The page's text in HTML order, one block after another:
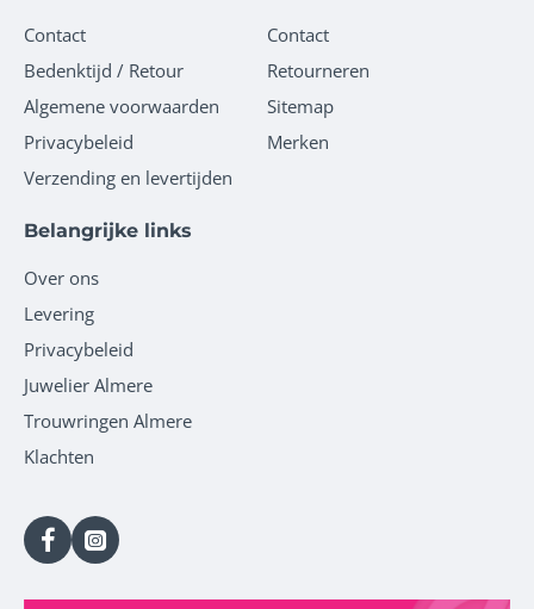
Contact
Bedenktijd / Retour
Algemene voorwaarden
Privacybeleid
Verzending en levertijden
Contact
Retourneren
Sitemap
Merken
Belangrijke links
Over ons
Levering
Privacybeleid
Juwelier Almere
Trouwringen Almere
Klachten